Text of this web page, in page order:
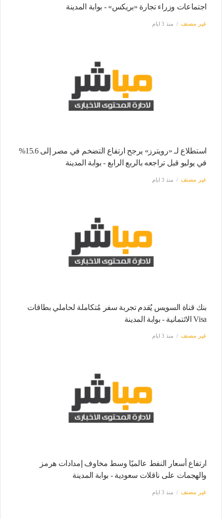
اجتماعات وزراء تجارة «بريكس» - بوابة المدينة
غير مصنف منذ 3 ايام
استطلاع لـ «رويترز» يرجح ارتفاع التضخم في مصر إلى 15.6%
في يوليو قبل تراجعه بالربع الرابع - بوابة المدينة
غير مصنف منذ 3 ايام
بنك قناة السويس يُقدم تجربة سفر مُتكاملة لحاملي بطاقات
Visa الائتمانية - بوابة المدينة
غير مصنف منذ 3 ايام
ارتفاع أسعار النفط عالميًا وسط مخاوف إمدادات هرمز
والهجمات على ناقلات سعودية - بوابة المدينة
غير مصنف منذ 3 ايام